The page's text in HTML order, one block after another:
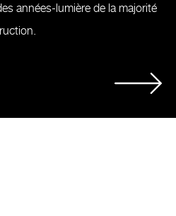
années-lumière de la majorité